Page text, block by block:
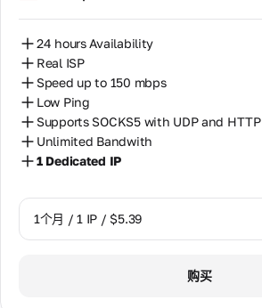
24 hours Availability
Real ISP
Speed up to 150 mbps
Low Ping
Supports SOCKS5 with UDP and HTTP
Unlimited Bandwith
1 Dedicated IP
1个月 / 1 IP / $5.39
购买